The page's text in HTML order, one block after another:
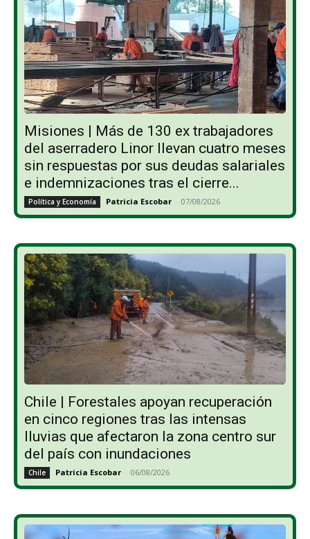
Misiones | Más de 130 ex trabajadores
del aserradero Linor llevan cuatro meses
sin respuestas por sus deudas salariales
e indemnizaciones tras el cierre...
Política y Economía Patricia Escobar - 07/08/2026
Chile | Forestales apoyan recuperación
en cinco regiones tras las intensas
lluvias que afectaron la zona centro sur
del país con inundaciones
Chile Patricia Escobar - 06/08/2026